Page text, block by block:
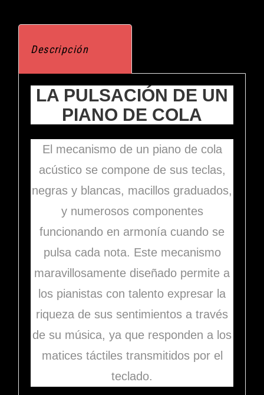
Descripción
LA PULSACIÓN DE UN
PIANO DE COLA
El mecanismo de un piano de cola
acústico se compone de sus teclas,
negras y blancas, macillos graduados,
y numerosos componentes
funcionando en armonía cuando se
pulsa cada nota. Este mecanismo
maravillosamente diseñado permite a
los pianistas con talento expresar la
riqueza de sus sentimientos a través
de su música, ya que responden a los
matices táctiles transmitidos por el
teclado.